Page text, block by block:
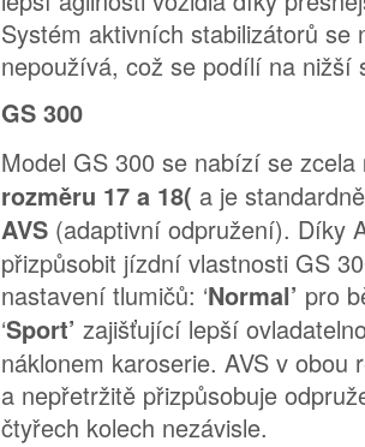
Systém aktivních stabilizátorů se
nepoužívá, což se podílí na nižší
GS 300
Model GS 300 se nabízí se zcela
rozměru 17 a 18( a je
AVS (adaptivní odpružení). Díky
přizpůsobit jízdní vlastnosti GS
nastavení tlumičů: ‘Normal’ pro
‘Sport’ zajišťující lepší
náklonem karoserie. AVS v obou
a nepřetržitě přizpůsobuje
čtyřech kolech nezávisle.